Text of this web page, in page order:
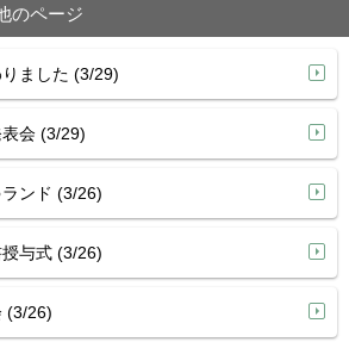
のページ
ました (3/29)
会 (3/29)
ンド (3/26)
与式 (3/26)
(3/26)